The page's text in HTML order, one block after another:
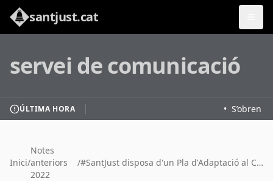
santjust.cat
servei de comunicació
ÚLTIMA HORA S’obren
Inici/
Notes
anteriors
2022
/ #SantJust disposa d'un Pla d'Adaptació al Canvi Climàtic per al període 2019-2028